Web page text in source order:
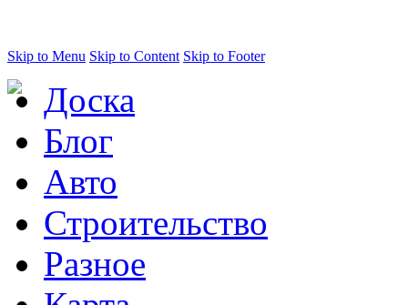
Skip to Menu Skip to Content Skip to Footer
Доска
Блог
Авто
Строительство
Разное